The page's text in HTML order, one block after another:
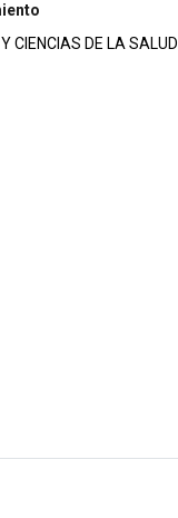
Y CIENCIAS DE LA SALUD